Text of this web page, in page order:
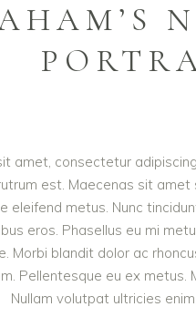
amet, consectetur
est. Maecenas sit
eleifend metus. Nunc
eros. Phasellus eu mi
Morbi blandit dolor ac
Pellentesque eu ex
Nullam volutpat ultricies